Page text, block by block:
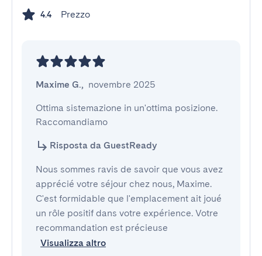
4.4 Prezzo
Maxime G., novembre 2025
Ottima sistemazione in un'ottima posizione.
Raccomandiamo
Risposta da GuestReady
Nous sommes ravis de savoir que vous avez
apprécié votre séjour chez nous, Maxime.
C'est formidable que l'emplacement ait joué
un rôle positif dans votre expérience. Votre
recommandation est précieuse
Visualizza altro